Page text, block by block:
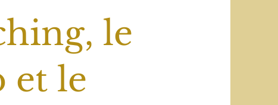
le
et le